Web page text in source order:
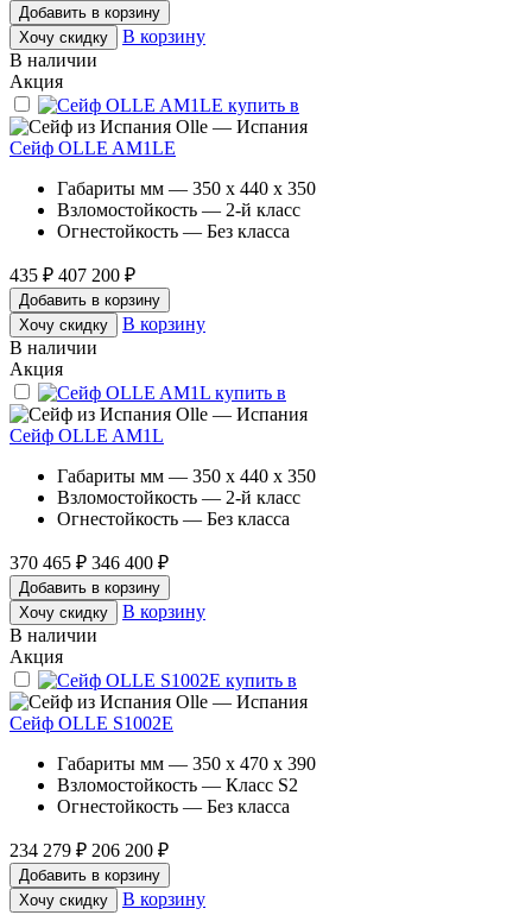
Добавить в корзину
Хочу скидку
В корзину
В наличии
Акция
Olle — Испания
Сейф OLLE AM1LE
Габариты мм — 350 x 440 x 350
Взломостойкость — 2-й класс
Огнестойкость — Без класса
435 ₽ 407 200 ₽
Добавить в корзину
Хочу скидку
В корзину
В наличии
Акция
Olle — Испания
Сейф OLLE AM1L
Габариты мм — 350 x 440 x 350
Взломостойкость — 2-й класс
Огнестойкость — Без класса
370 465 ₽ 346 400 ₽
Добавить в корзину
Хочу скидку
В корзину
В наличии
Акция
Olle — Испания
Сейф OLLE S1002E
Габариты мм — 350 x 470 x 390
Взломостойкость — Класс S2
Огнестойкость — Без класса
234 279 ₽ 206 200 ₽
Добавить в корзину
Хочу скидку
В корзину